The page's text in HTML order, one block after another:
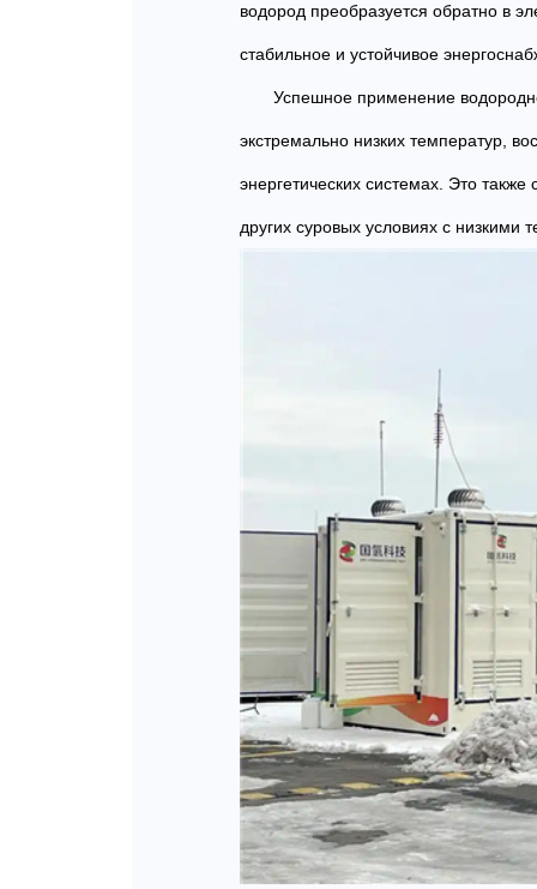
водород преобразуется обратно в
стабильное и устойчивое
Успешное применение
экстремально низких температур,
энергетических системах. Это
других суровых условиях с низкими